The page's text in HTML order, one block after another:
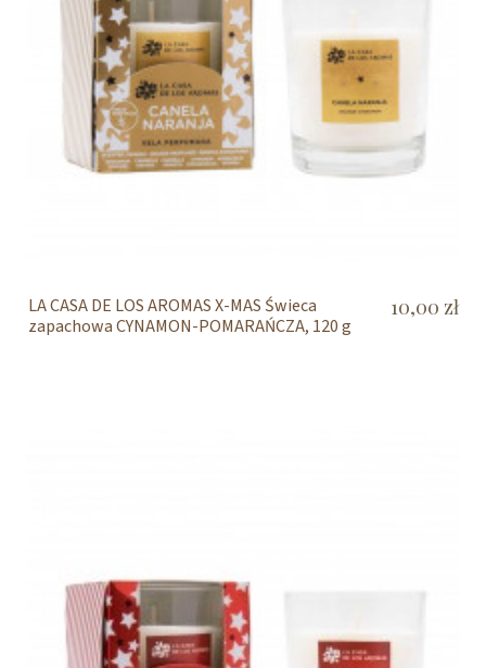
LA CASA DE LOS AROMAS X-MAS Świeca
zapachowa CYNAMON-POMARAŃCZA, 120 g
10,00 zł